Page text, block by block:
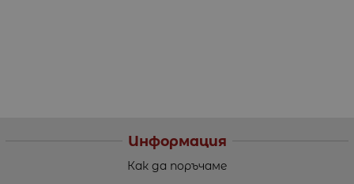
Информация
Как да поръчаме